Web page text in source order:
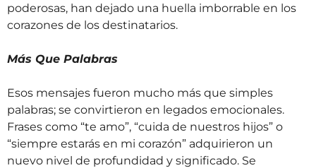
poderosas, han dejado una huella imborrable en los
corazones de los destinatarios.
Más Que Palabras
Esos mensajes fueron mucho más que simples
palabras; se convirtieron en legados emocionales.
Frases como “te amo”, “cuida de nuestros hijos” o
“siempre estarás en mi corazón” adquirieron un
nuevo nivel de profundidad y significado. Se